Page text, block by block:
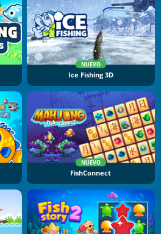
NUEVO
Ice Fishing 3D
NUEVO
FishConnect